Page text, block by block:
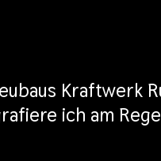
Kraftwerk
ich am